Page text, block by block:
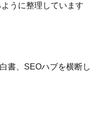
うに整理しています
書、SEOハブを横断し